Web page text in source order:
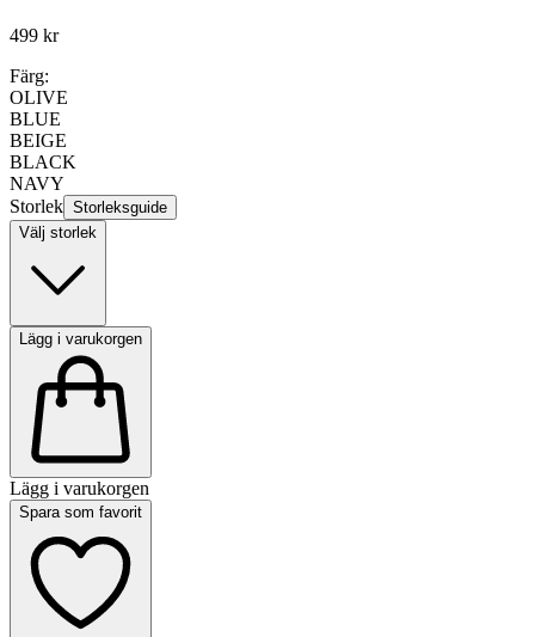
499 kr
Färg:
OLIVE
BLUE
BEIGE
BLACK
NAVY
Storlek Storleksguide
Välj storlek
Lägg i varukorgen
Lägg i varukorgen
Spara som favorit